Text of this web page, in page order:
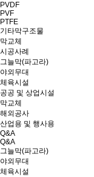
PVDF
PVF
PTFE
기타막구조물
막교체
시공사례
그늘막(파고라)
야외무대
체육시설
공공 및 상업시설
막교체
해외공사
산업용 및 행사용
Q&A
Q&A
그늘막(파고라)
야외무대
체육시설